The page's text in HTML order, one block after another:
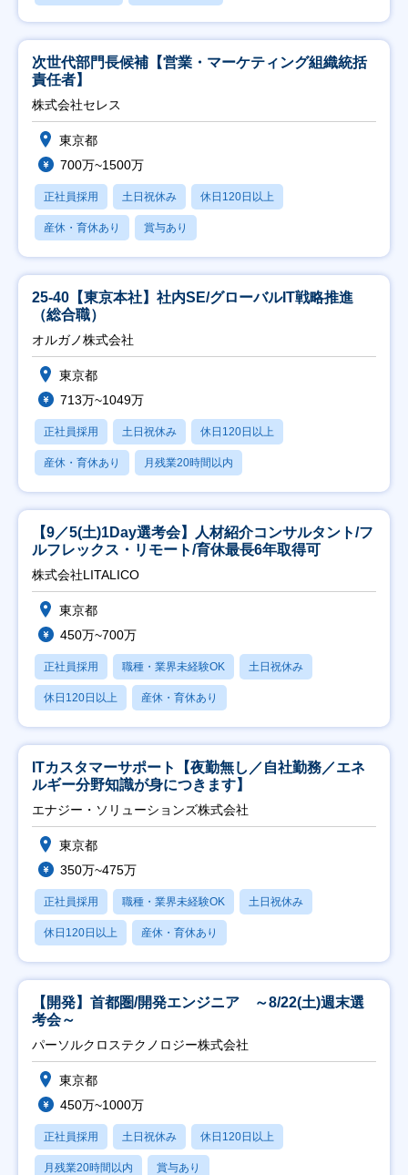
次世代部門長候補【営業・マーケティング組織統括
責任者】
株式会社セレス
東京都
700万~1500万
正社員採用 土日祝休み 休日120日以上
産休・育休あり 賞与あり
25-40【東京本社】社内SE/グローバルIT戦略推進
（総合職）
オルガノ株式会社
東京都
713万~1049万
正社員採用 土日祝休み 休日120日以上
産休・育休あり 月残業20時間以内
【9／5(土)1Day選考会】人材紹介コンサルタント/フ
ルフレックス・リモート/育休最長6年取得可
株式会社LITALICO
東京都
450万~700万
正社員採用 職種・業界未経験OK 土日祝休み
休日120日以上 産休・育休あり
ITカスタマーサポート【夜勤無し／自社勤務／エネ
ルギー分野知識が身につきます】
エナジー・ソリューションズ株式会社
東京都
350万~475万
正社員採用 職種・業界未経験OK 土日祝休み
休日120日以上 産休・育休あり
【開発】首都圏/開発エンジニア ～8/22(土)週末選
考会～
パーソルクロステクノロジー株式会社
東京都
450万~1000万
正社員採用 土日祝休み 休日120日以上
月残業20時間以内 賞与あり